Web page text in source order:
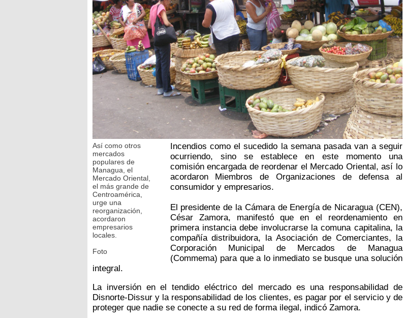
Así como otros
mercados
populares de
Managua, el
Mercado Oriental,
el más grande de
Centroamérica,
urge una
reorganización,
acordaron
empresarios
locales.
Foto
Incendios como el sucedido la semana pasada van a seguir
ocurriendo, sino se establece en este momento una
comisión encargada de reordenar el Mercado Oriental, así lo
acordaron Miembros de Organizaciones de defensa al
consumidor y empresarios.
El presidente de la Cámara de Energía de Nicaragua (CEN),
César Zamora, manifestó que en el reordenamiento en
primera instancia debe involucrarse la comuna capitalina, la
compañía distribuidora, la Asociación de Comerciantes, la
Corporación Municipal de Mercados de Managua
(Commema) para que a lo inmediato se busque una solución
integral.
La inversión en el tendido eléctrico del mercado es una responsabilidad de
Disnorte-Dissur y la responsabilidad de los clientes, es pagar por el servicio y de
proteger que nadie se conecte a su red de forma ilegal, indicó Zamora.